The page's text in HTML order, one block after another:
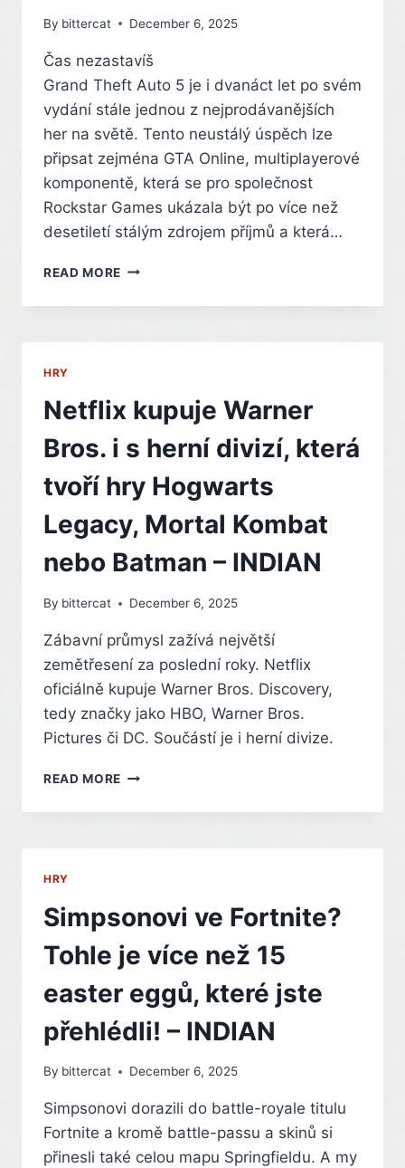
By bittercat December 6, 2025
Čas nezastavíš
Grand Theft Auto 5 je i dvanáct let po svém
vydání stále jednou z nejprodávanějších
her na světě. Tento neustálý úspěch lze
připsat zejména GTA Online, multiplayerové
komponentě, která se pro společnost
Rockstar Games ukázala být po více než
desetiletí stálým zdrojem příjmů a která…
READ MORE MICHAEL
SANTA
ONLINE
PO
DVANÁCTI
LETECH
HRY
Netflix kupuje Warner
Bros. i s herní divizí, která
tvoří hry Hogwarts
Legacy, Mortal Kombat
nebo Batman – INDIAN
By bittercat December 6, 2025
Zábavní průmysl zažívá největší
zemětřesení za poslední roky. Netflix
oficiálně kupuje Warner Bros. Discovery,
tedy značky jako HBO, Warner Bros.
Pictures či DC. Součástí je i herní divize.
READ MORE NETFLIX
WARNER
KTERÁ
TVOŘÍ
HRY
HOGWARTS
LEGACY,
MORTAL
KOMBAT
BATMAN
INDIAN
HRY
Simpsonovi ve Fortnite?
Tohle je více než 15
easter eggů, které jste
přehlédli! – INDIAN
By bittercat December 6, 2025
Simpsonovi dorazili do battle-royale titulu
Fortnite a kromě battle-passu a skinů si
přinesli také celou mapu Springfieldu. A my